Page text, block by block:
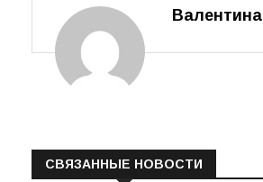
Валентина
СВЯЗАННЫЕ НОВОСТИ